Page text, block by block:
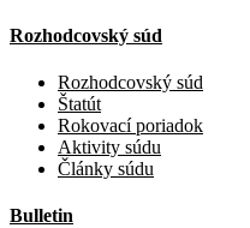
Rozhodcovský súd
Rozhodcovský súd
Štatút
Rokovací poriadok
Aktivity súdu
Články súdu
Bulletin